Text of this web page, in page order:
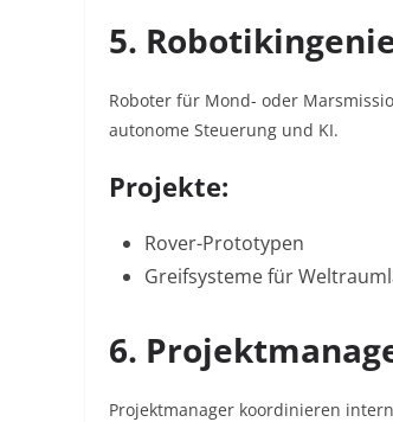
5.
Roboter für Mond- oder
autonome Steuerung und KI.
Projekte:
Rover-Prototypen
Greifsysteme für
6.
Projektmanager koordinieren